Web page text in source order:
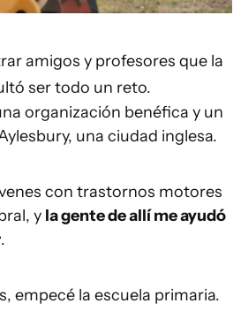
amigos y profesores que la
ser todo un reto.
organización benéfica y un
una ciudad inglesa.
con trastornos motores
y la gente de allí me ayudó
.
empecé la escuela primaria.